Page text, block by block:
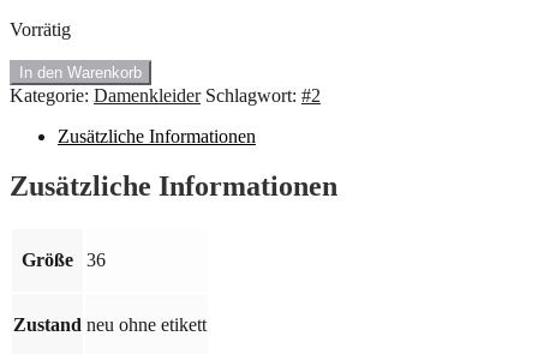
Vorrätig
#2.395
Neu
Schönes
Spitzen
Menge
In den Warenkorb
Kategorie: Damenkleider Schlagwort: #2
Zusätzliche Informationen
Zusätzliche Informationen
Größe 36
Zustand neu ohne etikett